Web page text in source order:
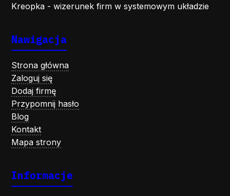
Kreopka - wizerunek firm w systemowym układzie
Nawigacja
Strona główna
Zaloguj się
Dodaj firmę
Przypomnij hasło
Blog
Kontakt
Mapa strony
Informacje